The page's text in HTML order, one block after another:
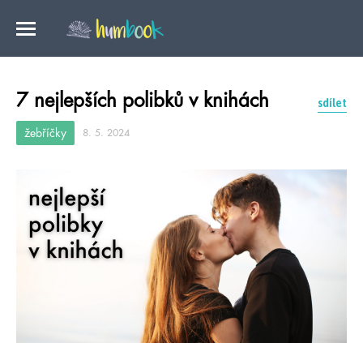
7 nejlepších polibků v knihách sdílet
žebříčky 8. 5. 2024